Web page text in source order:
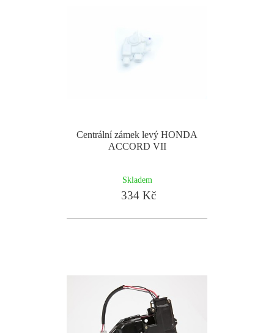
Centrální zámek levý HONDA
ACCORD VII
Skladem
334 Kč